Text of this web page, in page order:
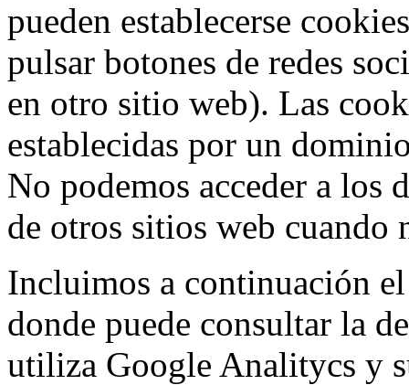
pueden establecerse
pulsar botones de redes
en otro sitio web). Las
establecidas por un
No podemos acceder a los
de otros sitios web cuando
Incluimos a continuación
donde puede consultar la
utiliza Google Analitycs y